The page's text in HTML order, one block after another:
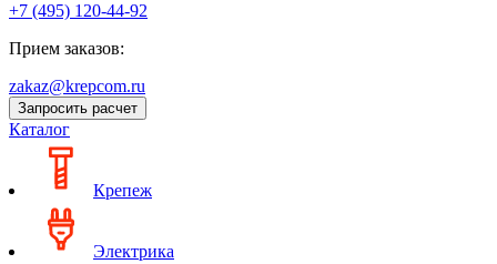
+7 (495) 120-44-92
Прием заказов:
zakaz@krepcom.ru
Запросить расчет
Каталог
Крепеж
Электрика